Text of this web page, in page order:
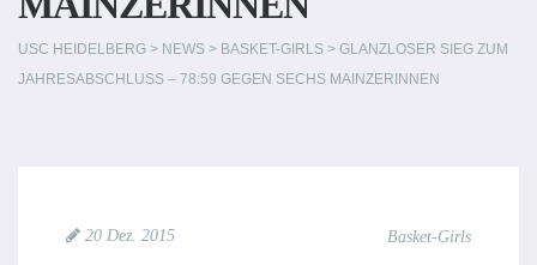
USC HEIDELBERG > NEWS > BASKET-GIRLS > GLANZLOSER SIEG ZUM
JAHRESABSCHLUSS – 78:59 GEGEN SECHS MAINZERINNEN
20 Dez. 2015 Basket-Girls